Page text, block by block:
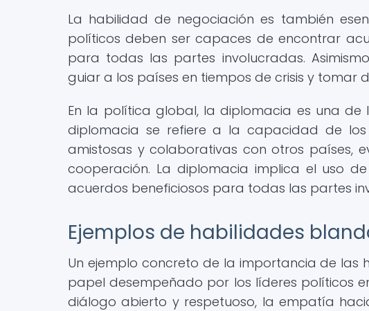
La habilidad de negociación es también
políticos deben ser capaces de encontrar
para todas las partes involucradas.
guiar a los países en tiempos de crisis y tomar
En la política global, la diplomacia es una
diplomacia se refiere a la capacidad de
amistosas y colaborativas con otros países,
cooperación. La diplomacia implica el uso
acuerdos beneficiosos para todas las partes
Ejemplos de habilidades
Un ejemplo concreto de la importancia de
papel desempeñado por los líderes políticos
diálogo abierto y respetuoso, la empatía